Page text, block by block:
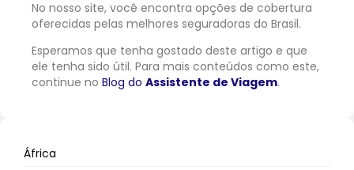
No nosso site, você encontra opções de cobertura
oferecidas pelas melhores seguradoras do Brasil.
Esperamos que tenha gostado deste artigo e que
ele tenha sido útil. Para mais conteúdos como este,
continue no Blog do Assistente de Viagem.
África